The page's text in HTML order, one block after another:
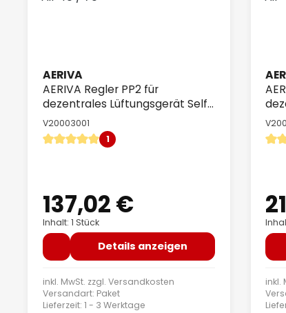
AERIVA
AERIVA Regler PP2 für
dezentrales Lüftungsgerät Self-
Air 40 / 70
V20003001
Durchschnittliche Bewertung von 5 von 5 Sternen
1
Regulärer Preis:
137,02 €
Inhalt: 1 Stück
Details anzeigen
inkl. MwSt. zzgl. Versandkosten
Versandart: Paket
Lieferzeit: 1 - 3 Werktage
Air
inkl.